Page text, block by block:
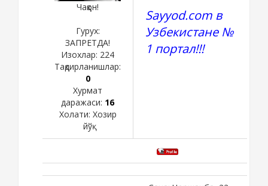
Чаққон!
Гурух:
ЗАПРЕТДА!
Изохлар: 224
Тақдирланишлар:
0
Хурмат
даражаси: 16
Холати: Хозир
йўқ
Sayyod.com в
Узбекистане №
1 портал!!!